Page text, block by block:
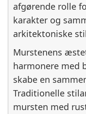
afgørende rolle
karakter og
arkitektoniske
Murstenens
harmonere med
skabe en
Traditionelle
mursten med